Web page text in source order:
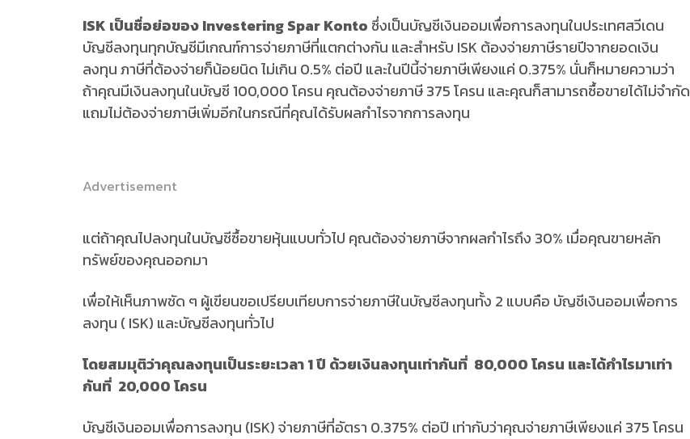
ISK เป็นชื่อย่อของ Investering Spar Konto ซึ่งเป็นบัญชีเงินออมเพื่อการลงทุนในประเทศสวีเดน
บัญชีลงทุนทุกบัญชีมีเกณฑ์การจ่ายภาษีที่แตกต่างกัน และสำหรับ ISK ต้องจ่ายภาษีรายปีจากยอดเงิน
ลงทุน ภาษีที่ต้องจ่ายก็น้อยนิด ไม่เกิน 0.5% ต่อปี และในปีนี้จ่ายภาษีเพียงแค่ 0.375% นั่นก็หมายความว่า
ถ้าคุณมีเงินลงทุนในบัญชี 100,000 โครน คุณต้องจ่ายภาษี 375 โครน และคุณก็สามารถซื้อขายได้ไม่จำกัด
แถมไม่ต้องจ่ายภาษีเพิ่มอีกในกรณีที่คุณได้รับผลกำไรจากการลงทุน
Advertisement
แต่ถ้าคุณไปลงทุนในบัญชีซื้อขายหุ้นแบบทั่วไป คุณต้องจ่ายภาษีจากผลกำไรถึง 30% เมื่อคุณขายหลัก
ทรัพย์ของคุณออกมา
เพื่อให้เห็นภาพชัด ๆ ผู้เขียนขอเปรียบเทียบการจ่ายภาษีในบัญชีลงทุนทั้ง 2 แบบคือ บัญชีเงินออมเพื่อการ
ลงทุน ( ISK) และบัญชีลงทุนทั่วไป
โดยสมมุติว่าคุณลงทุนเป็นระยะเวลา 1 ปี ด้วยเงินลงทุนเท่ากันที่ 80,000 โครน และได้กำไรมาเท่า
กันที่ 20,000 โครน
บัญชีเงินออมเพื่อการลงทุน (ISK) จ่ายภาษีที่อัตรา 0.375% ต่อปี เท่ากับว่าคุณจ่ายภาษีเพียงแค่ 375 โครน